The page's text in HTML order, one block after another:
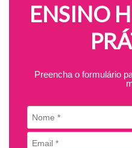
ENSINO
Preencha o formulário